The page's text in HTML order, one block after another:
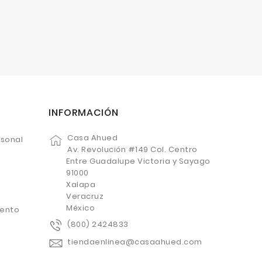
INFORMACIÓN
Casa Ahued
Av. Revolución #149 Col. Centro
Entre Guadalupe Victoria y Sayago
91000
Xalapa
Veracruz
México
(800) 2424833
tiendaenlinea@casaahued.com